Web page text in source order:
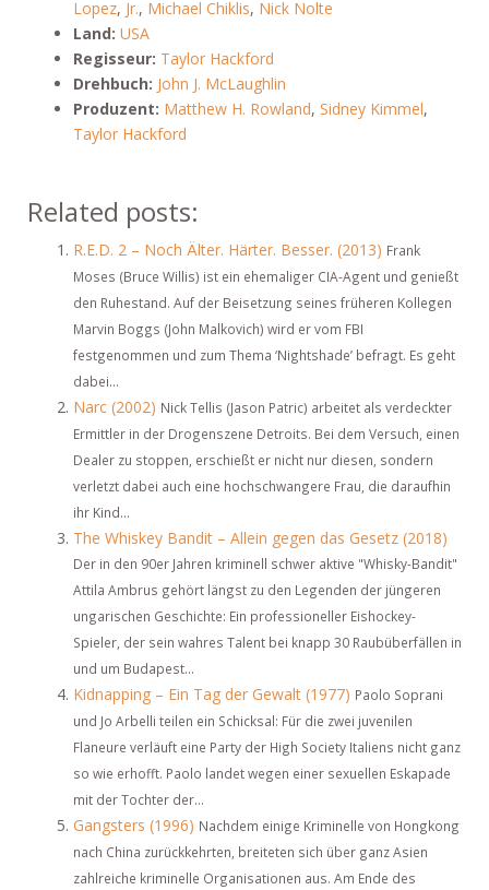
Lopez, Jr., Michael Chiklis, Nick Nolte
Land: USA
Regisseur: Taylor Hackford
Drehbuch: John J. McLaughlin
Produzent: Matthew H. Rowland, Sidney Kimmel,
Taylor Hackford
Related posts:
R.E.D. 2 – Noch Älter. Härter. Besser. (2013) Frank
Moses (Bruce Willis) ist ein ehemaliger CIA-Agent und genießt
den Ruhestand. Auf der Beisetzung seines früheren Kollegen
Marvin Boggs (John Malkovich) wird er vom FBI
festgenommen und zum Thema ‘Nightshade’ befragt. Es geht
dabei...
Narc (2002) Nick Tellis (Jason Patric) arbeitet als verdeckter
Ermittler in der Drogenszene Detroits. Bei dem Versuch, einen
Dealer zu stoppen, erschießt er nicht nur diesen, sondern
verletzt dabei auch eine hochschwangere Frau, die daraufhin
ihr Kind...
The Whiskey Bandit – Allein gegen das Gesetz (2018)
Der in den 90er Jahren kriminell schwer aktive "Whisky-Bandit"
Attila Ambrus gehört längst zu den Legenden der jüngeren
ungarischen Geschichte: Ein professioneller Eishockey-
Spieler, der sein wahres Talent bei knapp 30 Raubüberfällen in
und um Budapest...
Kidnapping – Ein Tag der Gewalt (1977) Paolo Soprani
und Jo Arbelli teilen ein Schicksal: Für die zwei juvenilen
Flaneure verläuft eine Party der High Society Italiens nicht ganz
so wie erhofft. Paolo landet wegen einer sexuellen Eskapade
mit der Tochter der...
Gangsters (1996) Nachdem einige Kriminelle von Hongkong
nach China zurückkehrten, breiteten sich über ganz Asien
zahlreiche kriminelle Organisationen aus. Am Ende des